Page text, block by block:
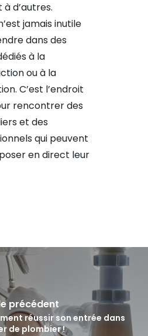
d’autres.
jamais inutile
dans des
à la
ou à la
C’est l’endroit
rencontrer des
et des
qui peuvent
en direct leur
précédent
réussir son entrée dans
de plombier !